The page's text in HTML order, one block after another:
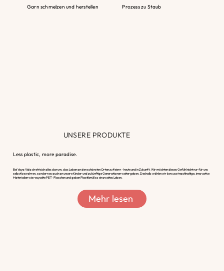
Garn schmelzen und herstellen Prozess zu Staub
UNSERE PRODUKTE
Less plastic, more paradise.
Bei Vaya Vida dreht sich alles darum, das Leben an den schönsten Orten zu feiern – heute und in Zukunft. Wir möchten dieses Gefühl nicht nur für uns
selbst bewahren, sondern es auch an unsere Kinder und zukünftige Generationen weitergeben. Deshalb wählen wir bewusst nachhaltige, innovative
Materialien wie recycelte PET-Flaschen und geben Plastikmüll so ein zweites Leben.
Mehr lesen